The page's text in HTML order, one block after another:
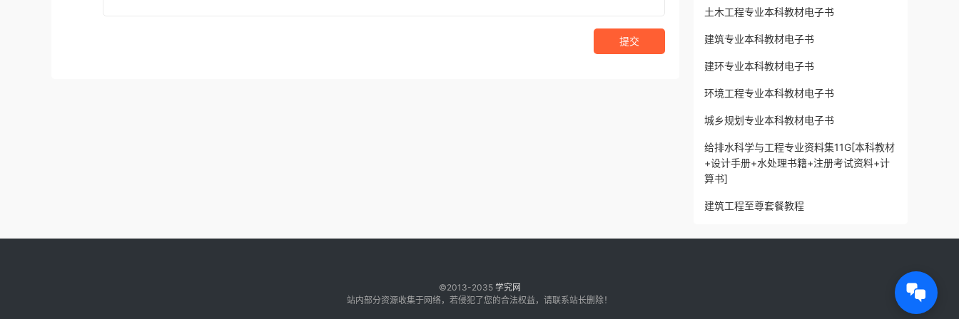
提交
土木工程专业本科教材电子书
建筑专业本科教材电子书
建环专业本科教材电子书
环境工程专业本科教材电子书
城乡规划专业本科教材电子书
给排水科学与工程专业资料集11G[本科教材
+设计手册+水处理书籍+注册考试资料+计
算书]
建筑工程至尊套餐教程
©2013-2035 学究网
站内部分资源收集于网络，若侵犯了您的合法权益，请联系站长删除！